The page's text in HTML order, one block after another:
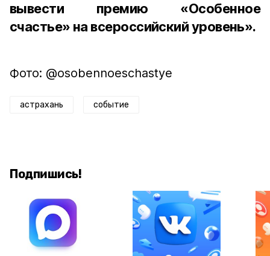
вывести премию «Особенное
счастье» на всероссийский уровень».
Фото: @osobennoeschastye
астрахань событие
Подпишись!